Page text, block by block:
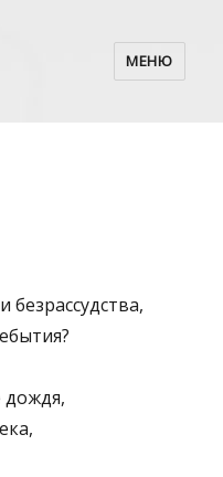
МЕНЮ
дождя,